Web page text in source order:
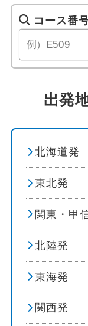
美術館・博
寺社・札所
音楽・コン
祭り・ショ
イルミネー
コース番
出発
北海道発
東北発
関東・甲
北陸発
東海発
関西発